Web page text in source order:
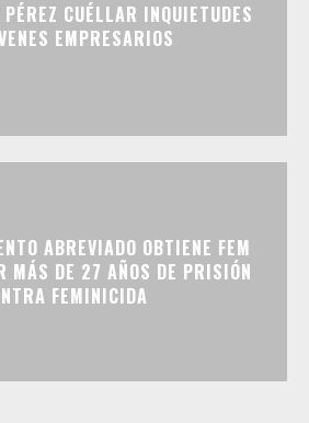
CUÉLLAR INQUIETUDES
EMPRESARIOS
ABREVIADO OBTIENE FEM
MÁS DE 27 AÑOS DE PRISIÓN
FEMINICIDA